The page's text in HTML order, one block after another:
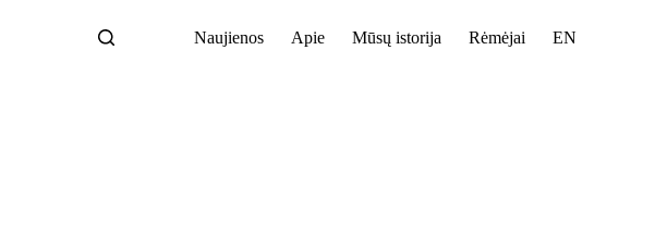
Naujienos Apie Mūsų istorija Rėmėjai EN